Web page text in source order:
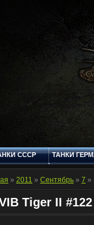
СССР ТАНКИ
FAQ
» 2011 » Сентябрь » 7 »
Tiger II #122